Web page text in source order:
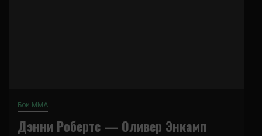
Бои ММА
Дэнни Робертс — Оливер Энкамп